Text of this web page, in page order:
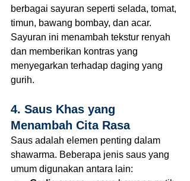
berbagai sayuran seperti selada, tomat,
timun, bawang bombay, dan acar.
Sayuran ini menambah tekstur renyah
dan memberikan kontras yang
menyegarkan terhadap daging yang
gurih.
4. Saus Khas yang
Menambah Cita Rasa
Saus adalah elemen penting dalam
shawarma. Beberapa jenis saus yang
umum digunakan antara lain: